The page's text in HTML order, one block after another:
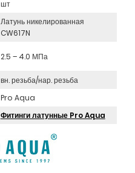
шт
Латунь никелированная
CW617N
2.5 – 4.0 МПа
вн. резьба/нар. резьба
Pro Aqua
Фитинги латунные Pro Aqua